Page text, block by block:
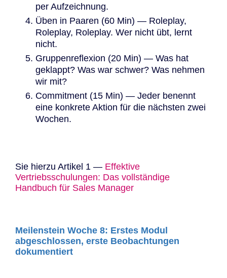
per Aufzeichnung.
Üben in Paaren (60 Min) — Roleplay,
Roleplay, Roleplay. Wer nicht übt, lernt
nicht.
Gruppenreflexion (20 Min) — Was hat
geklappt? Was war schwer? Was nehmen
wir mit?
Commitment (15 Min) — Jeder benennt
eine konkrete Aktion für die nächsten zwei
Wochen.
Sie hierzu Artikel 1 — Effektive
Vertriebsschulungen: Das vollständige
Handbuch für Sales Manager
Meilenstein Woche 8: Erstes Modul
abgeschlossen, erste Beobachtungen
dokumentiert